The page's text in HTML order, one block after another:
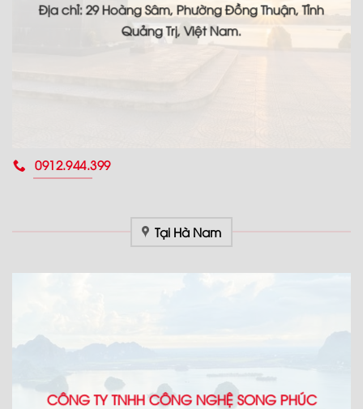
Địa chỉ: 29 Hoàng Sâm, Phường Đồng Thuận, Tỉnh
Quảng Trị, Việt Nam.
0912.944.399
Tại Hà Nam
CÔNG TY TNHH CÔNG NGHỆ SONG PHÚC